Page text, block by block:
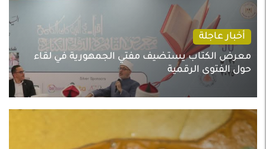
أخبار عاجلة
معرض الكتاب يستضيف مفتي الجمهورية في لقاء
حول الفتوى الرقمية